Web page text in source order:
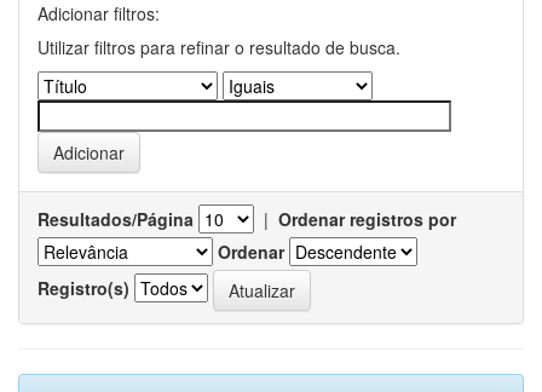
Adicionar filtros:
Utilizar filtros para refinar o resultado de busca.
Resultados/Página | Ordenar registros por
Ordenar
Registro(s)